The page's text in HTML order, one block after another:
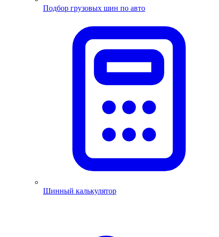
Подбор грузовых шин по авто
Шинный калькулятор